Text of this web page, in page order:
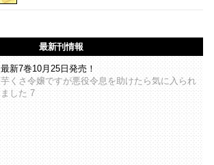
最新刊情報
最新7巻10月25日発売！
芋くさ令嬢ですが悪役令息を助けたら気に入られ
ました 7